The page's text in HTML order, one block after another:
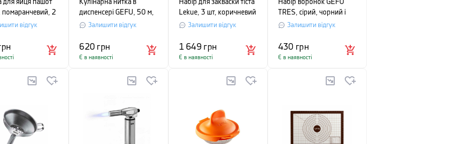
для яйця пашот
помаранчевий, 2
відгук
Кулінарна нитка в
диспенсері GEFU, 50 м,
червоний
Залишити відгук
620 грн
Є в наявності
Набір для закваски тіста
Lekue, 3 шт, коричневий
Залишити відгук
1 649 грн
Є в наявності
Набір воронок GEFU
TRES, сірий, чорний і
білий, 3 предмети
Залишити відгук
430 грн
Є в наявності